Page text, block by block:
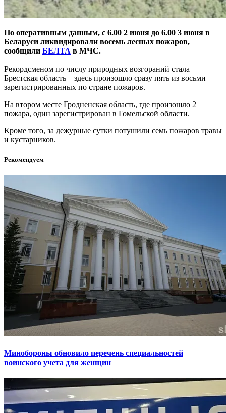
По оперативным данным, с 6.00 2 июня до 6.00 3 июня в
Беларуси ликвидировали восемь лесных пожаров,
сообщили БЕЛТА в МЧС.
Рекордсменом по числу природных возгораний стала
Брестская область – здесь произошло сразу пять из восьми
зарегистрированных по стране пожаров.
На втором месте Гродненская область, где произошло 2
пожара, один зарегистрирован в Гомельской области.
Кроме того, за дежурные сутки потушили семь пожаров травы
и кустарников.
Рекомендуем
Минобороны обновило перечень специальностей
воинского учета для женщин